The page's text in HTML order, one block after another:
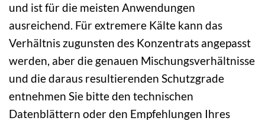
und ist für die meisten Anwendungen
ausreichend. Für extremere Kälte kann das
Verhältnis zugunsten des Konzentrats angepasst
werden, aber die genauen Mischungsverhältnisse
und die daraus resultierenden Schutzgrade
entnehmen Sie bitte den technischen
Datenblättern oder den Empfehlungen Ihres